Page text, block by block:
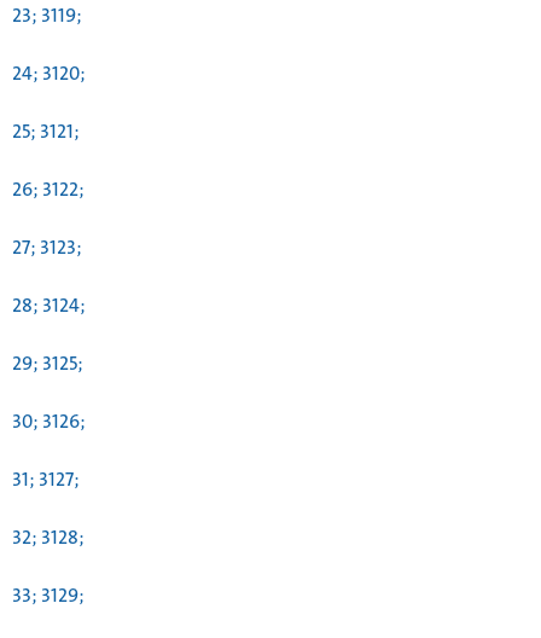
23; 3119;
24; 3120;
25; 3121;
26; 3122;
27; 3123;
28; 3124;
29; 3125;
30; 3126;
31; 3127;
32; 3128;
33; 3129;